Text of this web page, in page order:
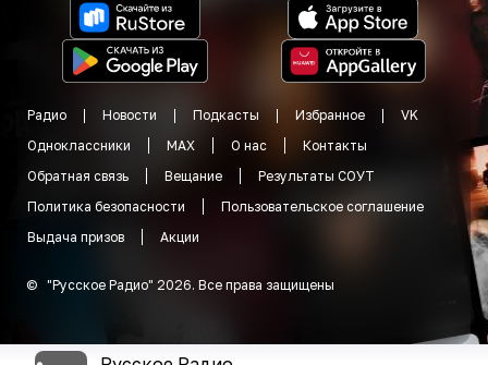
Радио Новости Подкасты Избранное
VK
Одноклассники
MAX О нас
Контакты
Обратная связь
Вещание
Результаты СОУТ
Политика безопасности
Пользовательское соглашение
Выдача призов
Акции
© "Русское Радио" 2026. Все права защищены